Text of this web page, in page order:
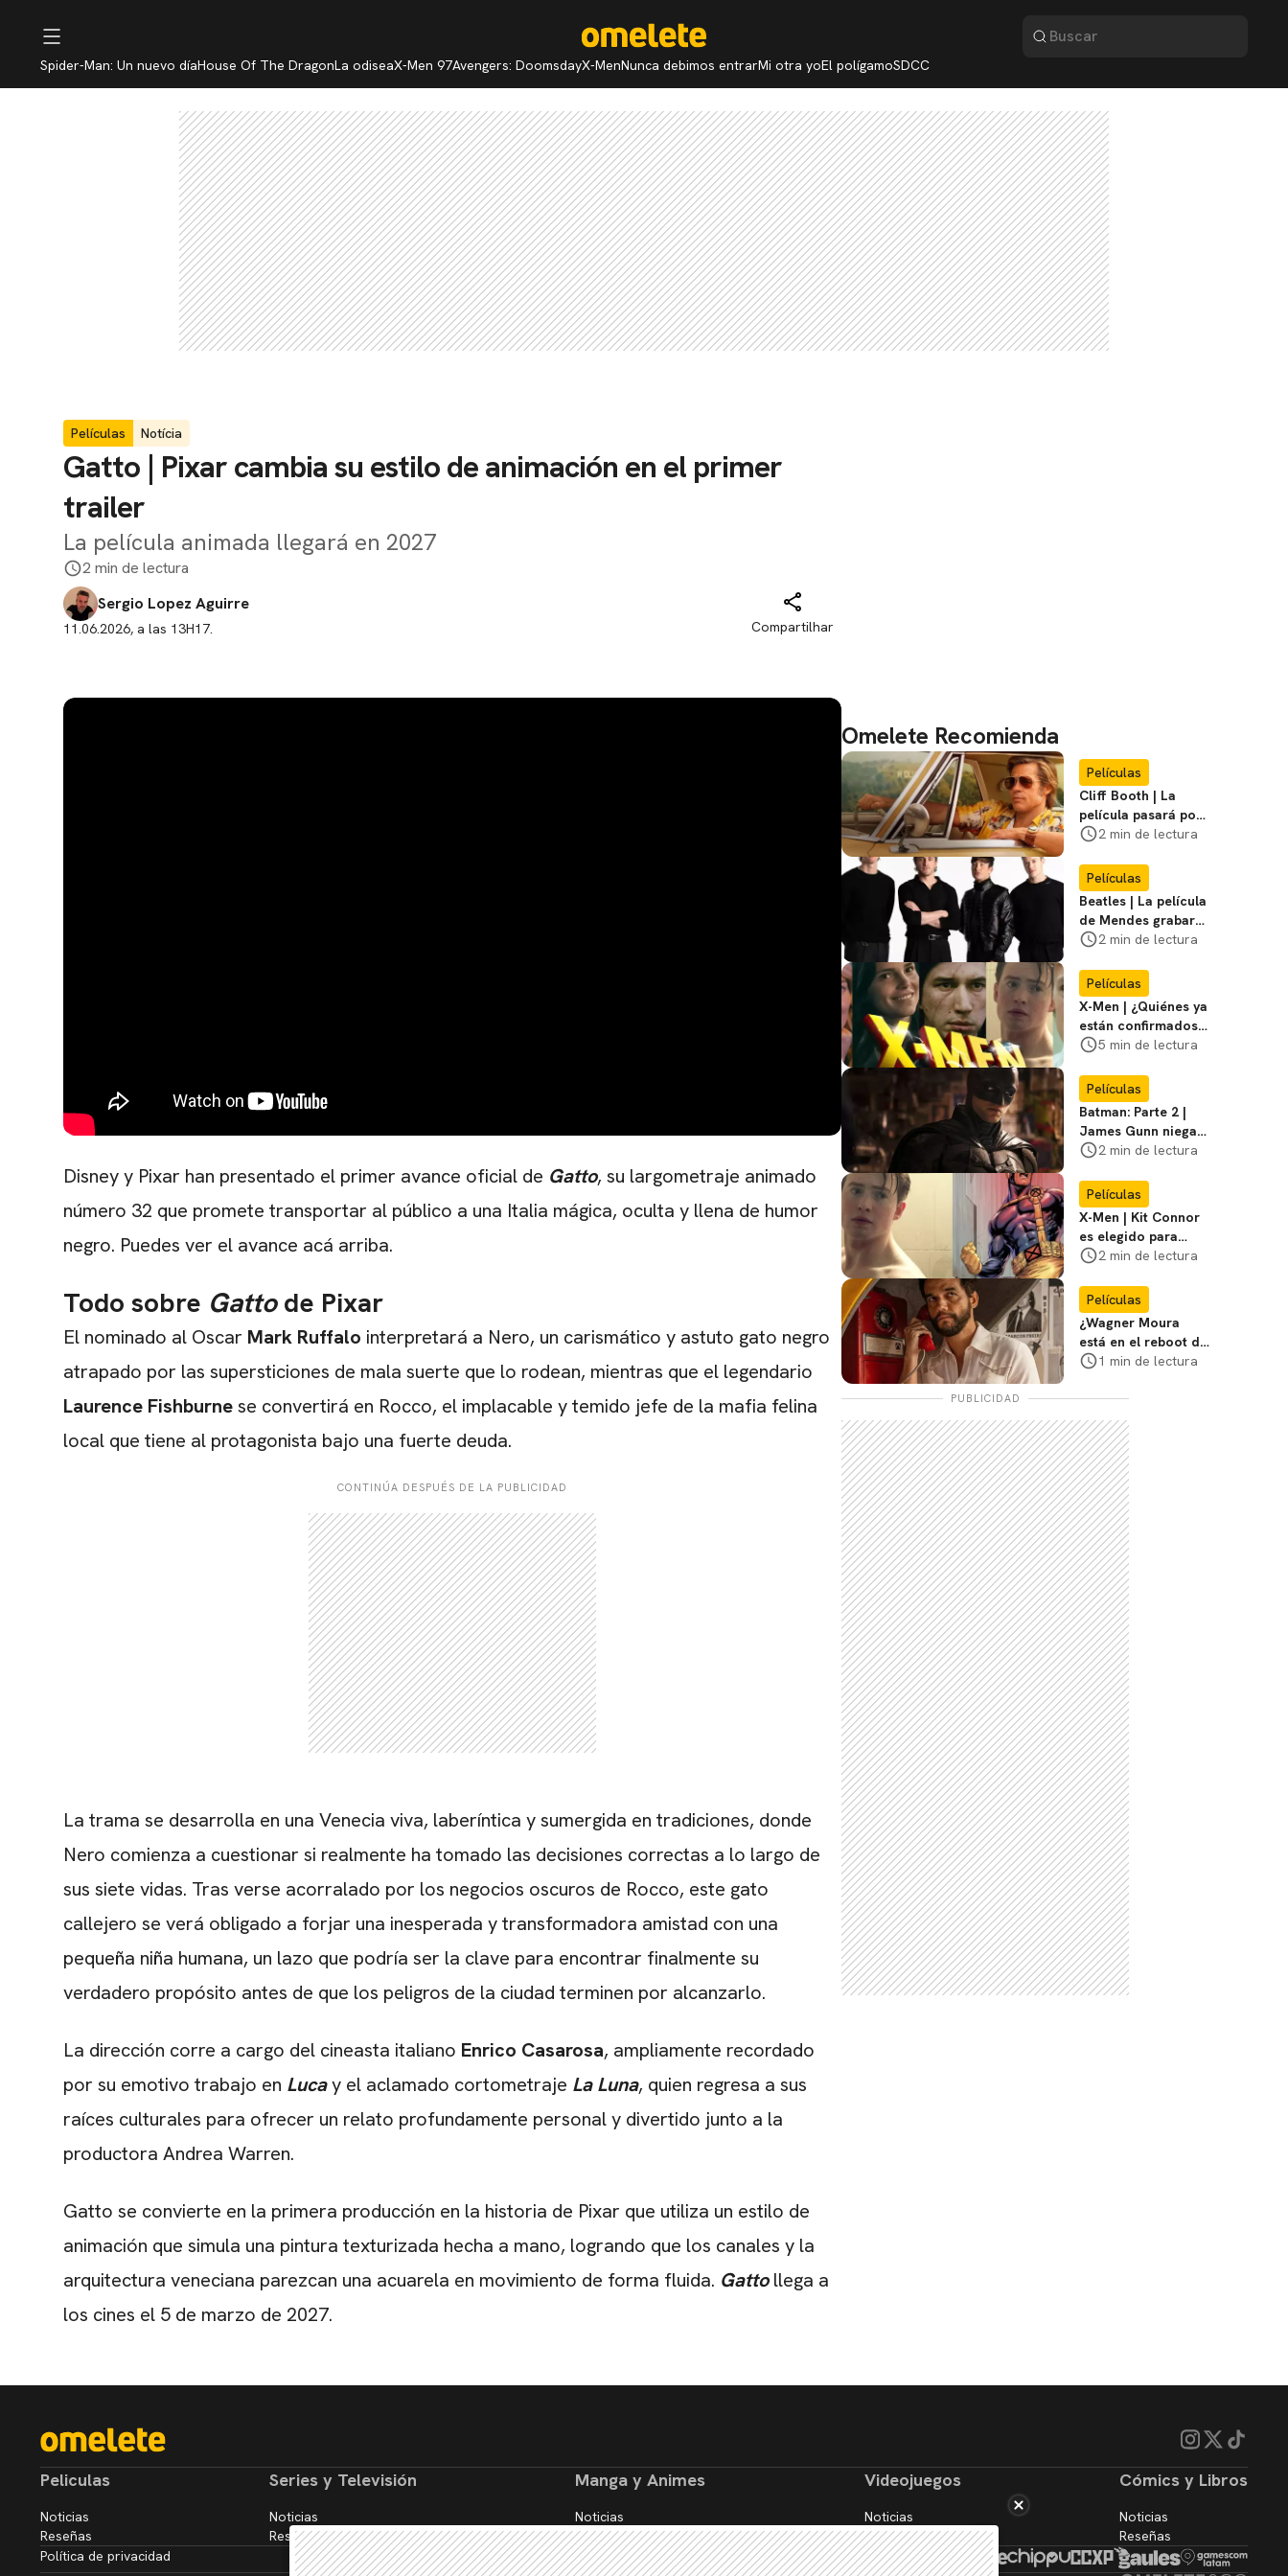
Spider-Man: Un nuevo díaHouse Of The DragonLa odiseaX-Men 97Avengers: DoomsdayX-MenNunca debimos entrarMi otra yoEl polígamoSDCC
Películas Notícia
Gatto | Pixar cambia su estilo de animación en el primer
trailer
La película animada llegará en 2027
2 min de lectura
Sergio Lopez Aguirre
11.06.2026, a las 13H17. Compartilhar
Disney y Pixar han presentado el primer avance oficial de Gatto, su largometraje animado
número 32 que promete transportar al público a una Italia mágica, oculta y llena de humor
negro. Puedes ver el avance acá arriba.
Todo sobre Gattode Pixar
El nominado al Oscar Mark Ruffalo interpretará a Nero, un carismático y astuto gato negro
atrapado por las supersticiones de mala suerte que lo rodean, mientras que el legendario
Laurence Fishburnese convertirá en Rocco, el implacable y temido jefe de la mafia felina
local que tiene al protagonista bajo una fuerte deuda.
CONTINÚA DESPUÉS DE LA PUBLICIDAD
La trama se desarrolla en una Venecia viva, laberíntica y sumergida en tradiciones, donde
Nero comienza a cuestionar si realmente ha tomado las decisiones correctas a lo largo de
sus siete vidas. Tras verse acorralado por los negocios oscuros de Rocco, este gato
callejero se verá obligado a forjar una inesperada y transformadora amistad con una
pequeña niña humana, un lazo que podría ser la clave para encontrar finalmente su
verdadero propósito antes de que los peligros de la ciudad terminen por alcanzarlo.
La dirección corre a cargo del cineasta italiano Enrico Casarosa, ampliamente recordado
por su emotivo trabajo en Lucay el aclamado cortometraje La Luna, quien regresa a sus
raíces culturales para ofrecer un relato profundamente personal y divertido junto a la
productora Andrea Warren.
Gatto se convierte en la primera producción en la historia de Pixar que utiliza un estilo de
animación que simula una pintura texturizada hecha a mano, logrando que los canales y la
arquitectura veneciana parezcan una acuarela en movimiento de forma fluida. Gattollega a
los cines el 5 de marzo de 2027.
Omelete Recomienda
Películas
Cliff Booth | La
película pasará por
nuevas filmaciones
2 min de lectura
Películas
Beatles | La película
de Mendes grabará
escenas en la
2 min de lectura
Películas
X-Men | ¿Quiénes ya
están confirmados
en la película de
favoritos
5 min de lectura
Películas
Batman: Parte 2 |
James Gunn niega
que se filme la parte
2 min de lectura
Películas
X-Men | Kit Connor
es elegido para
interpretar a
película
2 min de lectura
Películas
¿Wagner Moura
está en el reboot de
X-Men? El actor lo
1 min de lectura
PUBLICIDAD
CARREGANDO PUBLICIDADE
Peliculas
Noticias
Reseñas
Series y Televisión
Noticias
Reseñas
Manga y Animes
Noticias
Reseñas
Videojuegos
Noticias
Reseñas
Cómics y Libros
Noticias
Reseñas
Política de privacidad